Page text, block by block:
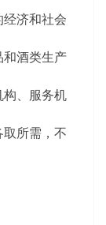
济和社会
和酒类生产
构、服务机
所需，不